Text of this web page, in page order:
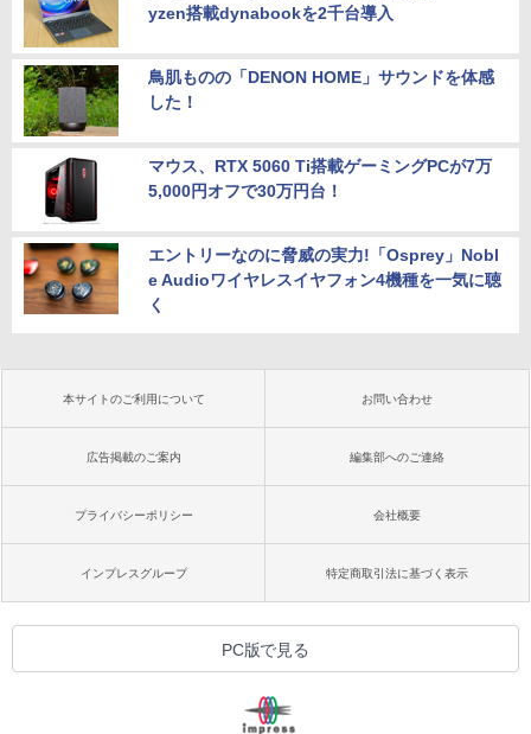
yzen搭載dynabookを2千台導入
鳥肌ものの「DENON HOME」サウンドを体感
した！
マウス、RTX 5060 Ti搭載ゲーミングPCが7万
5,000円オフで30万円台！
エントリーなのに脅威の実力!「Osprey」Nobl
e Audioワイヤレスイヤフォン4機種を一気に聴
く
本サイトのご利用について お問い合わせ
広告掲載のご案内 編集部へのご連絡
プライバシーポリシー 会社概要
インプレスグループ 特定商取引法に基づく表示
PC版で見る